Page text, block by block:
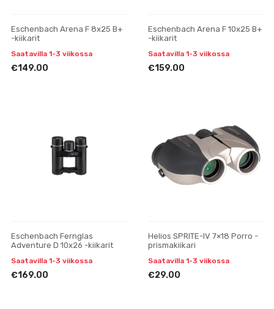
Eschenbach Arena F 8x25 B+
-kiikarit
Saatavilla 1-3 viikossa
€149.00
Eschenbach Arena F 10x25 B+
-kiikarit
Saatavilla 1-3 viikossa
€159.00
Eschenbach Fernglas
Adventure D 10x26 -kiikarit
Saatavilla 1-3 viikossa
€169.00
Helios SPRITE-IV 7×18 Porro -
prismakiikari
Saatavilla 1-3 viikossa
€29.00